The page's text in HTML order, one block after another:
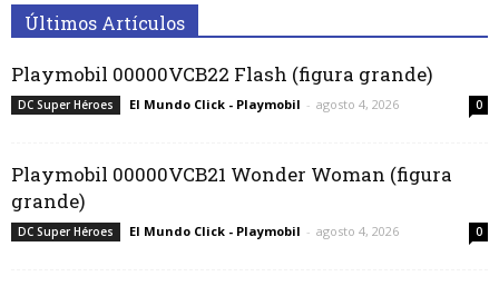
Últimos Artículos
Playmobil 00000VCB22 Flash (figura grande)
DC Super Héroes El Mundo Click - Playmobil - agosto 4, 2026 0
Playmobil 00000VCB21 Wonder Woman (figura
grande)
DC Super Héroes El Mundo Click - Playmobil - agosto 4, 2026 0